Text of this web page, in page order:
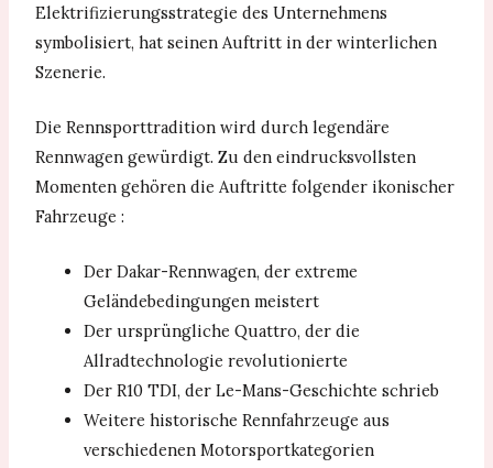
Elektrifizierungsstrategie des Unternehmens
symbolisiert, hat seinen Auftritt in der winterlichen
Szenerie.
Die Rennsporttradition wird durch legendäre
Rennwagen gewürdigt. Zu den eindrucksvollsten
Momenten gehören die Auftritte folgender ikonischer
Fahrzeuge :
Der Dakar-Rennwagen, der extreme
Geländebedingungen meistert
Der ursprüngliche Quattro, der die
Allradtechnologie revolutionierte
Der R10 TDI, der Le-Mans-Geschichte schrieb
Weitere historische Rennfahrzeuge aus
verschiedenen Motorsportkategorien